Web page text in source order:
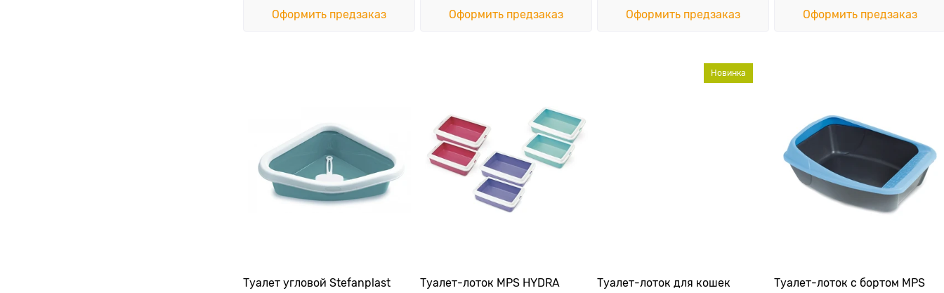
Оформить предзаказ Оформить предзаказ Оформить предзаказ Оформить предзаказ
Туалет угловой Stefanplast
Туалет-лоток MPS HYDRA
Туалет-лоток для кошек
Новинка
Туалет-лоток с бортом MPS